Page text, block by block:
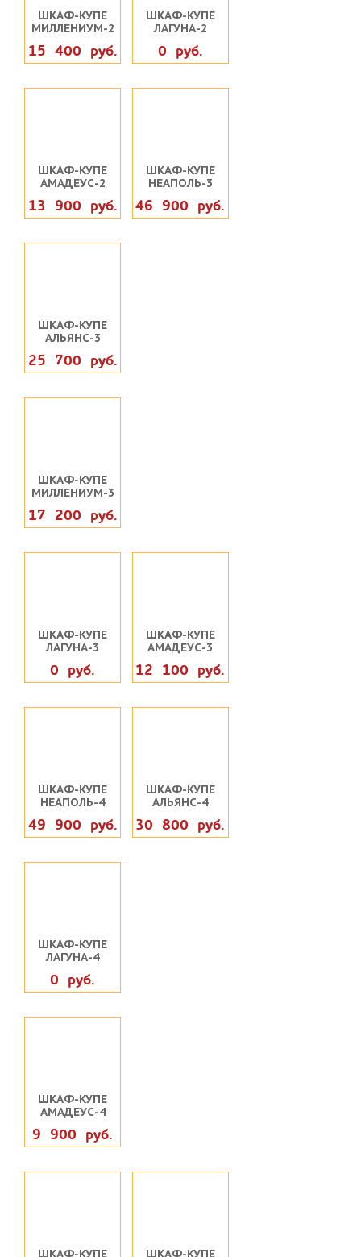
ШКАФ-КУПЕ
МИЛЛЕНИУМ-2
15 400 руб.
ШКАФ-КУПЕ
ЛАГУНА-2
0 руб.
ШКАФ-КУПЕ
АМАДЕУС-2
13 900 руб.
ШКАФ-КУПЕ
НЕАПОЛЬ-3
46 900 руб.
ШКАФ-КУПЕ
АЛЬЯНС-3
25 700 руб.
ШКАФ-КУПЕ
МИЛЛЕНИУМ-3
17 200 руб.
ШКАФ-КУПЕ
ЛАГУНА-3
0 руб.
ШКАФ-КУПЕ
АМАДЕУС-3
12 100 руб.
ШКАФ-КУПЕ
НЕАПОЛЬ-4
49 900 руб.
ШКАФ-КУПЕ
АЛЬЯНС-4
30 800 руб.
ШКАФ-КУПЕ
ЛАГУНА-4
0 руб.
ШКАФ-КУПЕ
АМАДЕУС-4
9 900 руб.
ШКАФ-КУПЕ ШКАФ-КУПЕ